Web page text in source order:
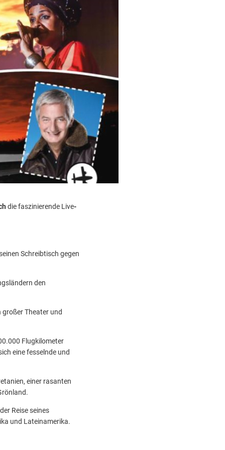
die faszinierende Live-
Schreibtisch gegen
den
Theater und
Flugkilometer
eine fesselnde und
einer rasanten
Reise seines
und Lateinamerika.